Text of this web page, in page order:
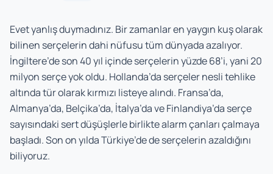
Evet yanlış duymadınız. Bir zamanlar en yaygın kuş olarak
bilinen serçelerin dahi nüfusu tüm dünyada azalıyor.
İngiltere’de son 40 yıl içinde serçelerin yüzde 68’i, yani 20
milyon serçe yok oldu. Hollanda’da serçeler nesli tehlike
altında tür olarak kırmızı listeye alındı. Fransa’da,
Almanya’da, Belçika’da, İtalya’da ve Finlandiya’da serçe
sayısındaki sert düşüşlerle birlikte alarm çanları çalmaya
başladı. Son on yılda Türkiye’de de serçelerin azaldığını
biliyoruz.